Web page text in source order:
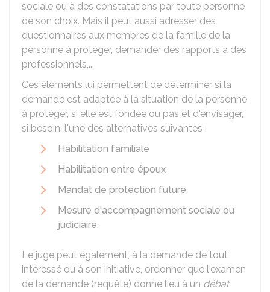
sociale ou à des constatations par toute personne
de son choix. Mais il peut aussi adresser des
questionnaires aux membres de la famille de la
personne à protéger, demander des rapports à des
professionnels,...
Ces éléments lui permettent de déterminer si la
demande est adaptée à la situation de la personne
à protéger, si elle est fondée ou pas et d'envisager,
si besoin, l'une des alternatives suivantes :
Habilitation familiale
Habilitation entre époux
Mandat de protection future
Mesure d'accompagnement sociale ou
judiciaire.
Le juge peut également, à la demande de tout
intéressé ou à son initiative, ordonner que l'examen
de la demande (requête) donne lieu à un débat